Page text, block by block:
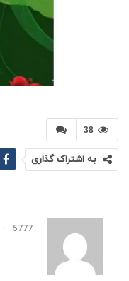
38
به اشتراک گذاری
5777 پست